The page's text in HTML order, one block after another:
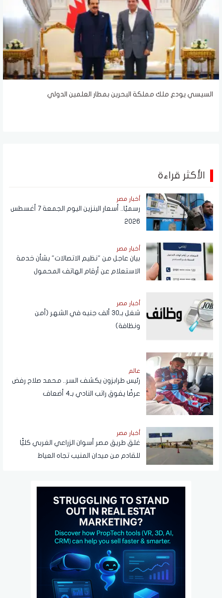
السيسي يودع ملك مملكة البحرين بمطار العلمين الدولي
الأكثر قراءة
أخبار مصر
رسميًا.. أسعار البنزين اليوم الجمعة 7 أغسطس
2026
أخبار مصر
بيان عاجل من "نظيم الاتصالات" بشأن خدمة
الاستعلام عن أرقام الهاتف المحمول
أخبار مصر
شغل بـ30 ألف جنيه في الشهر (أمن
ونظافة)
عالم
رئيس طرابزون يكشف السر.. محمد صلاح رفض
عرضًا يفوق راتب النادي بـ4 أضعاف
أخبار مصر
غلق طريق مصر أسوان الزراعي الغربي كليًّا
للقادم من ميدان المنيب تجاه العياط